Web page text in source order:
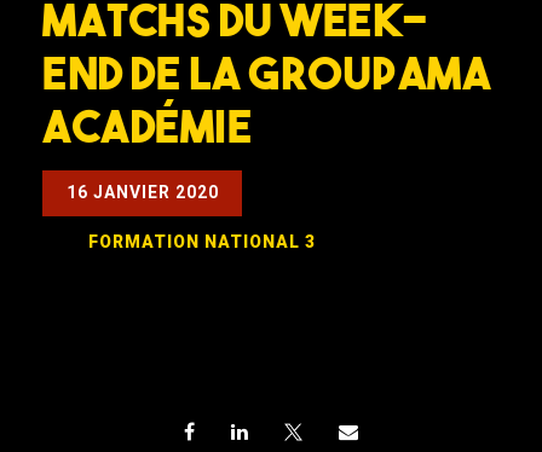
Matchs du week-
end de la Groupama
Académie
16 JANVIER 2020
FORMATION NATIONAL 3